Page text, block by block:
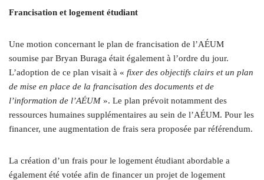
Francisation et logement étudiant
Une motion concernant le plan de francisation de l’AÉUM
soumise par Bryan Buraga était également à l’ordre du jour.
L’adoption de ce plan visait à « fixer des objectifs clairs et un plan
de mise en place de la francisation des documents et de
l’information de l’AÉUM ». Le plan prévoit notamment des
ressources humaines supplémentaires au sein de l’AÉUM. Pour les
financer, une augmentation de frais sera proposée par référendum.
La création d’un frais pour le logement étudiant abordable a
également été votée afin de financer un projet de logement